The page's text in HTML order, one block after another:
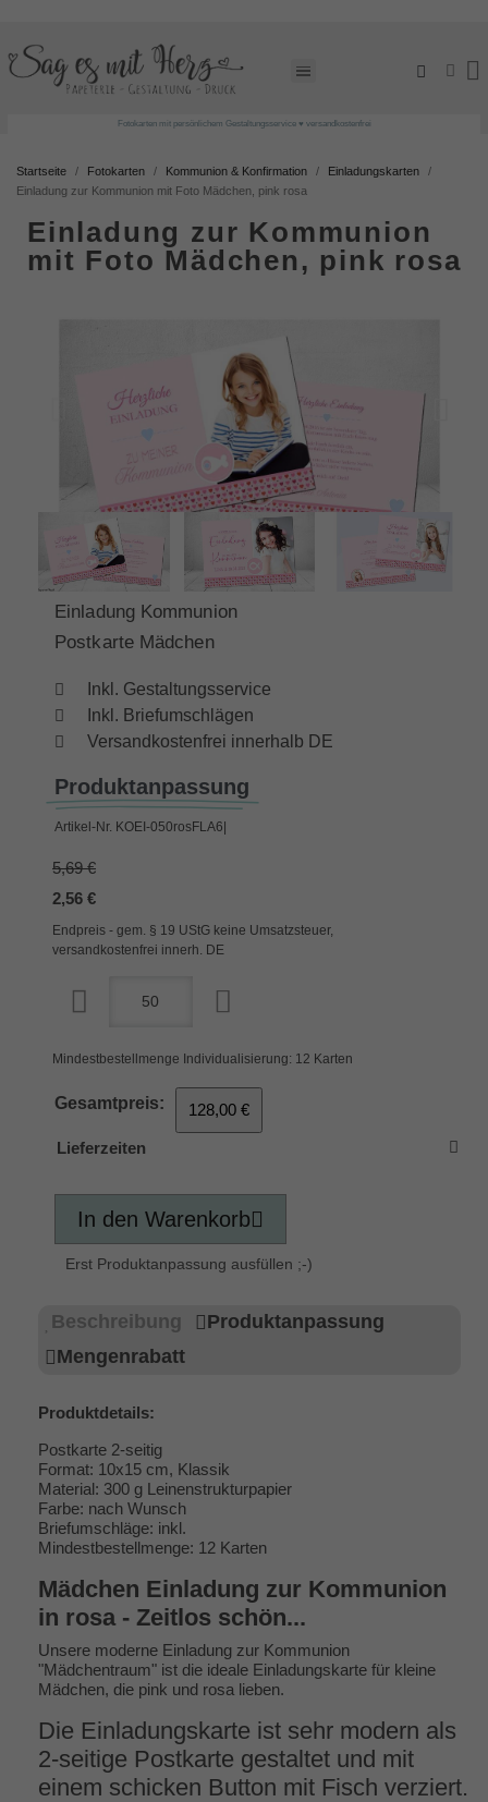
Fotokarten mit persönlichem Gestaltungsservice ♥ versandkostenfrei
Startseite Fotokarten Kommunion & Konfirmation
Einladungskarten
Einladung zur Kommunion mit Foto Mädchen, pink rosa
Einladung zur Kommunion
mit Foto Mädchen, pink rosa
Einladung Kommunion
Postkarte Mädchen
Inkl. Gestaltungsservice
Inkl. Briefumschlägen
Versandkostenfrei innerhalb DE
Produktanpassung
Artikel-Nr. KOEI-050rosFLA6|
5,69 €
2,56 €
Endpreis - gem. § 19 UStG keine Umsatzsteuer,
versandkostenfrei innerh. DE
Mindestbestellmenge Individualisierung: 12 Karten
Gesamtpreis: 128,00 €
Lieferzeiten
In den Warenkorb
Erst Produktanpassung ausfüllen ;-)
Beschreibung
Produktanpassung
Mengenrabatt
Produktdetails:
Postkarte 2-seitig
Format: 10x15 cm, Klassik
Material: 300 g Leinenstrukturpapier
Farbe: nach Wunsch
Briefumschläge: inkl.
Mindestbestellmenge: 12 Karten
Mädchen Einladung zur Kommunion
in rosa - Zeitlos schön...
Unsere moderne Einladung zur Kommunion
"Mädchentraum" ist die ideale Einladungskarte für kleine
Mädchen, die pink und rosa lieben.
Die Einladungskarte ist sehr modern als
2-seitige Postkarte gestaltet und mit
einem schicken Button mit Fisch verziert.